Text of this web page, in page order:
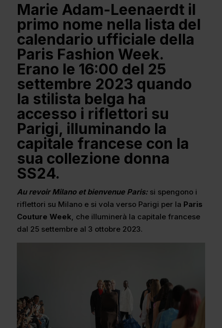
Marie Adam-Leenaerdt il
primo nome nella lista del
calendario ufficiale della
Paris Fashion Week.
Erano le 16:00 del 25
settembre 2023 quando
la stilista belga ha
accesso i riflettori su
Parigi, illuminando la
capitale francese con la
sua collezione donna
SS24.
Au revoir Milano et bienvenue Paris:si spengono i
riflettori su Milano e si vola verso Parigi per la Paris
Couture Week, che illuminerà la capitale francese
dal 25 settembre al 3 ottobre 2023.